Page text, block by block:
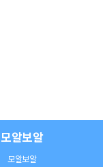
모알보알
모알보알